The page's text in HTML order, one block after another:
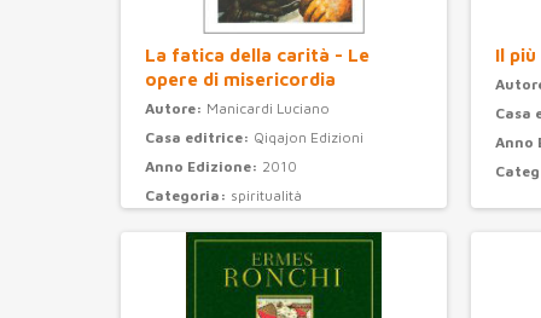
La fatica della carità - Le
opere di misericordia
Autore: Manicardi Luciano
Casa editrice: Qiqajon Edizioni
Anno Edizione: 2010
Categoria: spiritualità
Il
Casa
Anno